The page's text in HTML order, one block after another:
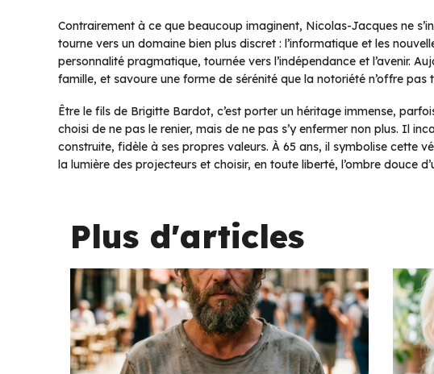
Contrairement à ce que beaucoup imaginent, Nicolas-Jacques ne
tourne vers un domaine bien plus discret : l’informatique et les
personnalité pragmatique, tournée vers l’indépendance et l’avenir.
famille, et savoure une forme de sérénité que la notoriété n’offre pas
Être le fils de Brigitte Bardot, c’est porter un héritage immense,
choisi de ne pas le renier, mais de ne pas s’y enfermer non plus. Il
construite, fidèle à ses propres valeurs. À 65 ans, il symbolise cette
la lumière des projecteurs et choisir, en toute liberté, l’ombre douce
Plus d'articles